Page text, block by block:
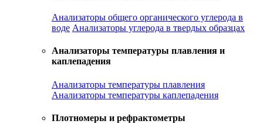
Анализаторы общего органического углерода в
воде Анализаторы углерода в твердых образцах
Анализаторы температуры плавления и
каплепадения
Анализаторы температуры плавления
Анализаторы температуры каплепадения
Плотномеры и рефрактометры